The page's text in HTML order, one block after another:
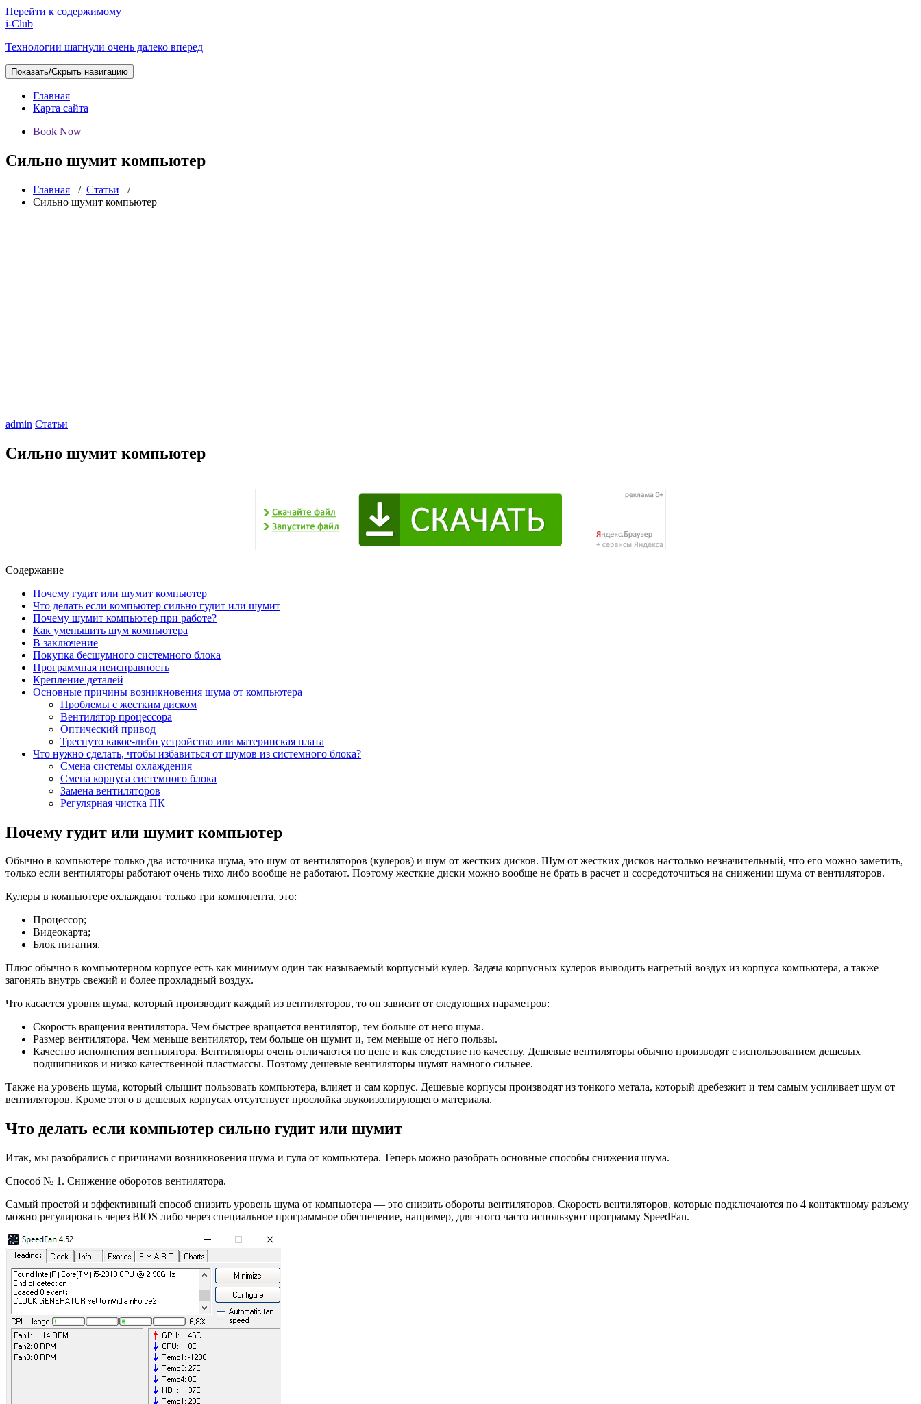
Перейти к содержимому
i-Club
Технологии шагнули очень далеко вперед
Показать/Скрыть навигацию
Главная
Карта сайта
Book Now
Сильно шумит компьютер
Главная / Статьи /
Сильно шумит компьютер
admin Статьи
Сильно шумит компьютер
Содержание
Почему гудит или шумит компьютер
Что делать если компьютер сильно гудит или шумит
Почему шумит компьютер при работе?
Как уменьшить шум компьютера
В заключение
Покупка бесшумного системного блока
Программная неисправность
Крепление деталей
Основные причины возникновения шума от компьютера
Проблемы с жестким диском
Вентилятор процессора
Оптический привод
Треснуто какое-либо устройство или материнская плата
Что нужно сделать, чтобы избавиться от шумов из системного блока?
Смена системы охлаждения
Смена корпуса системного блока
Замена вентиляторов
Регулярная чистка ПК
Почему гудит или шумит компьютер
Обычно в компьютере только два источника шума, это шум от вентиляторов (кулеров) и шум от жестких дисков. Шум от жестких дисков настолько незначительный, что его можно заметить,
только если вентиляторы работают очень тихо либо вообще не работают. Поэтому жесткие диски можно вообще не брать в расчет и сосредоточиться на снижении шума от вентиляторов.
Кулеры в компьютере охлаждают только три компонента, это:
Процессор;
Видеокарта;
Блок питания.
Плюс обычно в компьютерном корпусе есть как минимум один так называемый корпусный кулер. Задача корпусных кулеров выводить нагретый воздух из корпуса компьютера, а также
загонять внутрь свежий и более прохладный воздух.
Что касается уровня шума, который производит каждый из вентиляторов, то он зависит от следующих параметров:
Скорость вращения вентилятора. Чем быстрее вращается вентилятор, тем больше от него шума.
Размер вентилятора. Чем меньше вентилятор, тем больше он шумит и, тем меньше от него пользы.
Качество исполнения вентилятора. Вентиляторы очень отличаются по цене и как следствие по качеству. Дешевые вентиляторы обычно производят с использованием дешевых
подшипников и низко качественной пластмассы. Поэтому дешевые вентиляторы шумят намного сильнее.
Также на уровень шума, который слышит пользовать компьютера, влияет и сам корпус. Дешевые корпусы производят из тонкого метала, который дребезжит и тем самым усиливает шум от
вентиляторов. Кроме этого в дешевых корпусах отсутствует прослойка звукоизолирующего материала.
Что делать если компьютер сильно гудит или шумит
Итак, мы разобрались с причинами возникновения шума и гула от компьютера. Теперь можно разобрать основные способы снижения шума.
Способ № 1. Снижение оборотов вентилятора.
Самый простой и эффективный способ снизить уровень шума от компьютера — это снизить обороты вентиляторов. Скорость вентиляторов, которые подключаются по 4 контактному разъему
можно регулировать через BIOS либо через специальное программное обеспечение, например, для этого часто используют программу SpeedFan.